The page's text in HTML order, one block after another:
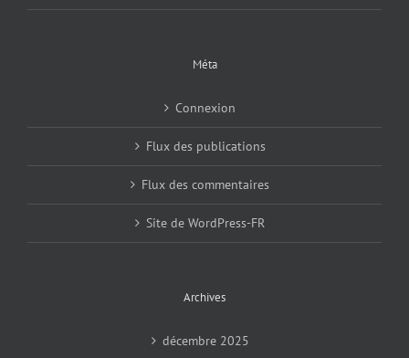
Méta
Connexion
Flux des publications
Flux des commentaires
Site de WordPress-FR
Archives
décembre 2025